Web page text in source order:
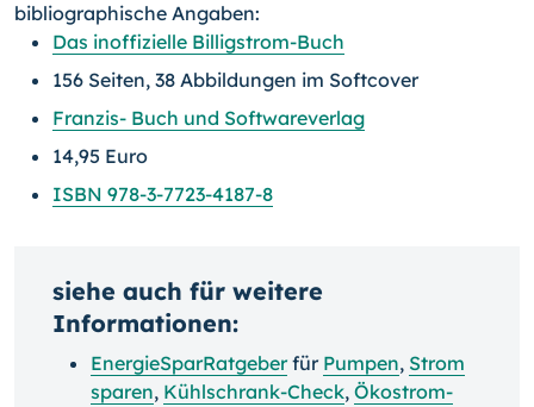
bibliographische Angaben:
Das inoffizielle Billigstrom-Buch
156 Seiten, 38 Abbildungen im Softcover
Franzis- Buch und Softwareverlag
14,95 Euro
ISBN 978-3-7723-4187-8
siehe auch für weitere
Informationen:
EnergieSparRatgeberfür Pumpen, Strom
sparen, Kühlschrank-Check, Ökostrom-